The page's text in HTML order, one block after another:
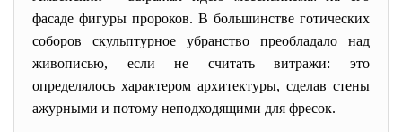
фасаде фигуры пророков. В большинстве готических
соборов скульптурное убранство преобладало над
живописью, если не считать витражи: это
определялось характером архитектуры, сделав стены
ажурными и потому неподходящими для фресок.